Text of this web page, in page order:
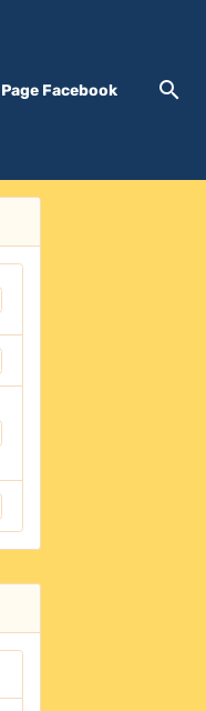
Facebook